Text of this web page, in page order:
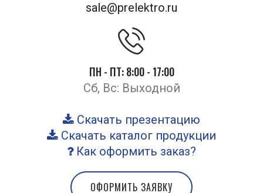
sale@prelektro.ru
ПН - ПТ: 8:00 - 17:00
Сб, Вс: Выходной
Скачать презентацию
Скачать каталог продукции
Как оформить заказ?
ОФОРМИТЬ ЗАЯВКУ